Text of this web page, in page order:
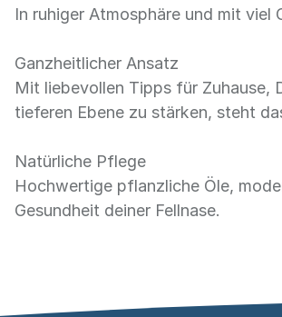
In ruhiger Atmosphäre und mit viel
Ganzheitlicher Ansatz
Mit liebevollen Tipps für Zuhause,
tieferen Ebene zu stärken, steht
Natürliche Pflege
Hochwertige pflanzliche Öle,
Gesundheit deiner Fellnase.